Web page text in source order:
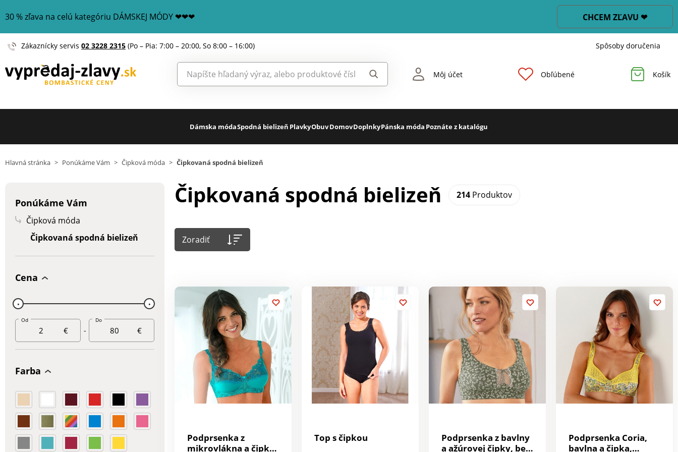
30 % zľava na celú kategóriu DÁMSKEJ MÓDY ❤❤❤ CHCEM ZĽAVU ❤
Zákaznícky servis 02 3228 2315 (Po – Pia: 7:00 – 20:00, So 8:00 – 16:00) Spôsoby doručenia
Môj účet Obľúbené Košík
Dámska módaSpodná bielizeň PlavkyObuvDomovDoplnkyPánska móda Poznáte z katalógu
Hlavná stránka > Ponúkáme Vám > Čipková móda > Čipkovaná spodná bielizeň
Ponúkáme Vám
Čipková móda
Čipkovaná spodná bielizeň
Cena
€
Od
- €
Do
Farba
Čipkovaná spodná bielizeň 214 Produktov
Zoradiť
Podprsenka z
mikrovlákna a čipky
Top s čipkou
Podprsenka z bavlny
a ažúrovej čipky, bez
Podprsenka Coria,
bavlna a čipka,